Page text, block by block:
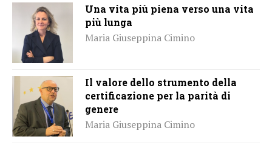
Una vita più piena verso una vita
più lunga
Maria Giuseppina Cimino
Il valore dello strumento della
certificazione per la parità di
genere
Maria Giuseppina Cimino